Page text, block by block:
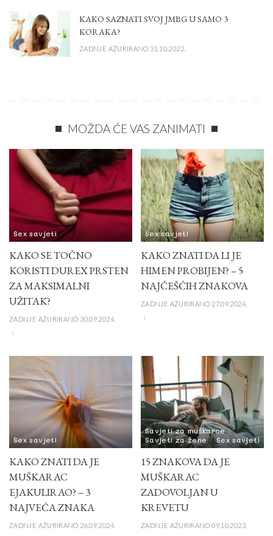
KAKO SAZNATI SVOJ JMBG U SAMO 3
KORAKA?
ZADNJE AŽURIRANO 31.10.2022.
MOŽDA ĆE VAS ZANIMATI
Sex savjeti
KAKO SE TOČNO
KORISTI DUREX PRSTEN
ZA MAKSIMALNI
UŽITAK?
ZADNJE AŽURIRANO 30.09.2024.
Sex savjeti
KAKO ZNATI DA LI JE
HIMEN PROBIJEN? – 5
NAJČEŠĆIH ZNAKOVA
ZADNJE AŽURIRANO 27.09.2024.
Sex savjeti
KAKO ZNATI DA JE
MUŠKARAC
EJAKULIRAO? – 3
NAJVEĆA ZNAKA
ZADNJE AŽURIRANO 26.09.2024.
Savjeti za muškarce
Savjeti za žene
Sex savjeti
15 ZNAKOVA DA JE
MUŠKARAC
ZADOVOLJAN U
KREVETU
ZADNJE AŽURIRANO 09.10.2023.